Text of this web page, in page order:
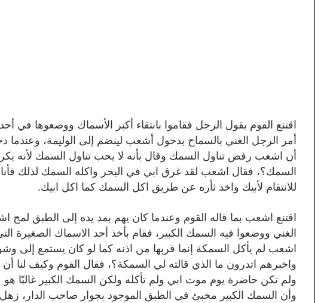
اقتنع القوم بقول الرجل فقاموا بانتقاء أكبر الأسماك ووضعوها في
أمر الرجل الغني بالسماح بدخول أشعب لينضم إلى الوليمة، وعندما
أن اشعب رفض تناول السمك وقال بأنه لا يحب تناول السمك لأنه
السمك؟، فقال اشعب لقد غرق ابي في البحر واكله السمك لذلك فأنا
للانتقام لأبيك واخذ ثأره عن طريق اكل السمك كما اكل ابيك.
اقتنع اشعب بما قاله القوم وعندما كان يهم بمد يده إلى الطبق
الغني ووضعوا فيه السمك الكبير، فقام بأخذ أحد الاسماك الصغيرة
اشعب لم يأكل السمكة إنما قربها من اذنه كما لو كان يستمع إلى
واخبرهم اتدرون ما الذي قالته لي السمكة؟، فقال القوم وكيف لنا
ولم تكن حاضرة يوم موت ابي ولم تأكله ولكن السمك الكبير غالبًا
وأن السمك الكبير مخبئ في الطبق الموجود بجوار صاحب الدار،